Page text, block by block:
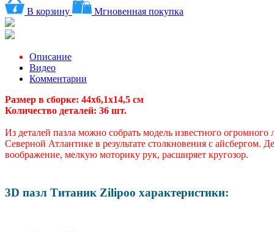
В корзину Мгновенная покупка
Описание
Видео
Комментарии
Размер в сборке: 44х6,1х14,5 см
Количество деталей: 36 шт.
Из деталей пазла можно собрать модель известного
Северной Атлантике в результате столкновения с айсбергом.
воображение, мелкую моторику рук, расширяет кругозор.
3D пазл Титаник Zilipoo характеристики: